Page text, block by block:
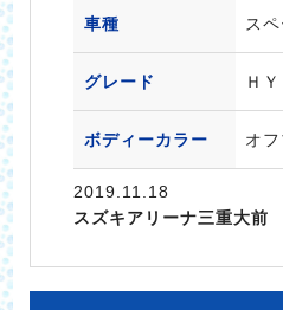
車種 ス
グレード Ｈ
ボディーカラー オ
2019.11.18
スズキアリーナ三重大前